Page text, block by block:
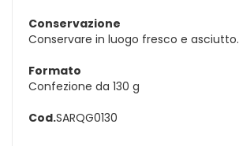
Conservazione
Conservare in luogo fresco e asciutto.
Formato
Confezione da 130 g
Cod.SARQG0130